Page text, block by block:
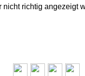
nicht richtig angezeigt